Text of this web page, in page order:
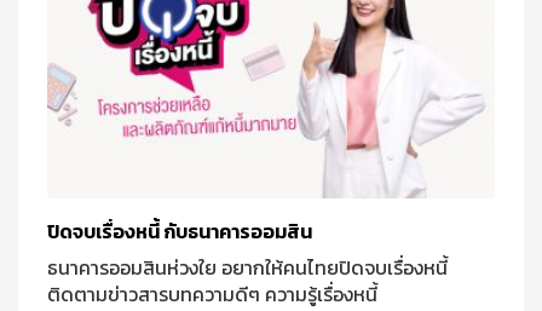
ปิดจบเรื่องหนี้ กับธนาคารออมสิน
ธนาคารออมสินห่วงใย อยากให้คนไทยปิดจบเรื่องหนี้
ติดตามข่าวสารบทความดีๆ ความรู้เรื่องหนี้